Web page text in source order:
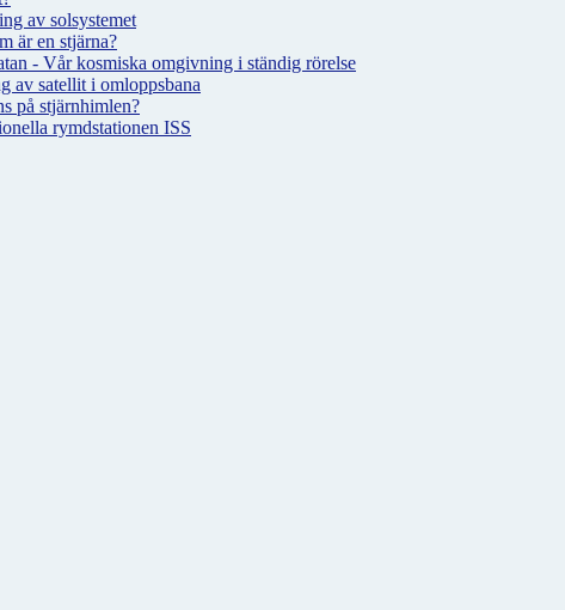
av solsystemet
är en stjärna?
- Vår kosmiska omgivning i ständig rörelse
av satellit i omloppsbana
på stjärnhimlen?
rymdstationen ISS